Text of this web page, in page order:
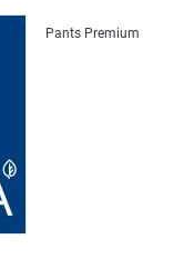
Pants Premium